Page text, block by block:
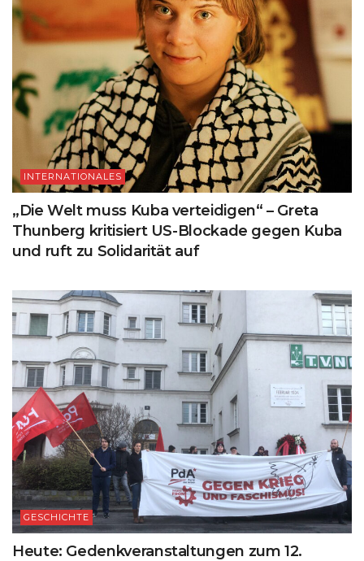
INTERNATIONALES
„Die Welt muss Kuba verteidigen“ – Greta
Thunberg kritisiert US-Blockade gegen Kuba
und ruft zu Solidarität auf
GESCHICHTE
Heute: Gedenkveranstaltungen zum 12.